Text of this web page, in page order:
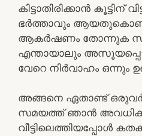
കിട്ടാതിരിക്കാന്‍ കൂട്ടിന്
ഭര്‍ത്താവും
ആകര്‍ഷണം തോന്നുക
എന്തായാലും
വേറെ നിര്‍വാഹം ഒന്നും
അങ്ങനെ ഏതാണ്ട്
സമയത്ത് ഞാന്‍ അവധിക്ക്
വീട്ടിലെത്തിയപ്പോള്‍